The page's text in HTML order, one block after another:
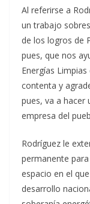
Al referirse a
un trabajo
de los logros de
pues, que nos
Energías
contenta y
pues, va a hacer
empresa del
Rodríguez le
permanente
espacio en el
desarrollo